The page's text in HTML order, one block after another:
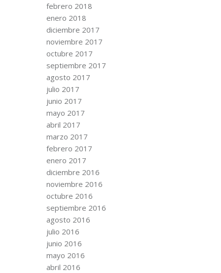
febrero 2018
enero 2018
diciembre 2017
noviembre 2017
octubre 2017
septiembre 2017
agosto 2017
julio 2017
junio 2017
mayo 2017
abril 2017
marzo 2017
febrero 2017
enero 2017
diciembre 2016
noviembre 2016
octubre 2016
septiembre 2016
agosto 2016
julio 2016
junio 2016
mayo 2016
abril 2016